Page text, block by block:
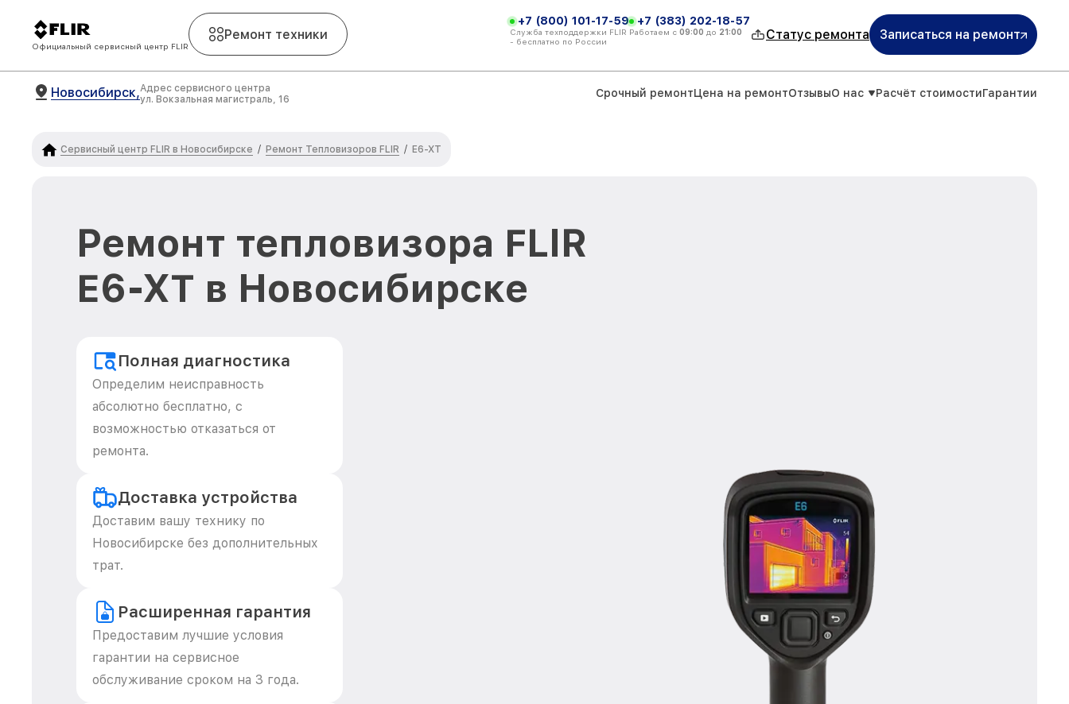
Официальный сервисный центр FLIR
Ремонт техники
+7 (800) 101-17-59
Служба техподдержки FLIR
- бесплатно по России
+7 (383) 202-18-57
Работаем с 09:00 до 21:00 Статус ремонта Записаться на ремонт
Новосибирск,Адрес сервисного центра
ул. Вокзальная магистраль, 16
Срочный ремонтЦена на ремонтОтзывыО нас Расчёт стоимостиГарантии
Сервисный центр FLIR в Новосибирске / Ремонт Тепловизоров FLIR / E6-XT
Ремонт тепловизора FLIR
E6-XT в Новосибирске
Полная диагностика
Определим неисправность
абсолютно бесплатно, с
возможностью отказаться от
ремонта.
Доставка устройства
Доставим вашу технику по
Новосибирске без дополнительных
трат.
Расширенная гарантия
Предоставим лучшие условия
гарантии на сервисное
обслуживание сроком на 3 года.